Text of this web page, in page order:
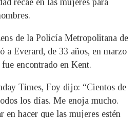
recae en las mujeres para
de la Policía Metropolitana de
a Everard, de 33 años, en marzo
encontrado en Kent.
Times, Foy dijo: “Cientos de
los días. Me enoja mucho.
en hacer que las mujeres estén